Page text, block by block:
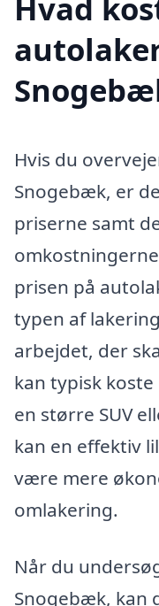
Hvad
Hvis du
Snogebæk, er
priserne samt
prisen på
typen af
arbejdet, der
kan typisk
en større SUV
kan en effektiv
være mere
omlakering.
Når du
Snogebæk, kan